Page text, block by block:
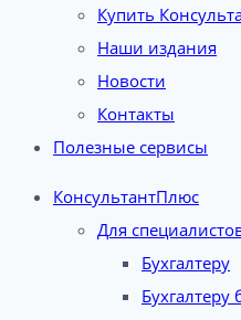
Купить
Наши издания
Новости
Контакты
Полезные сервисы
КонсультантПлюс
Для
Бухгалтеру